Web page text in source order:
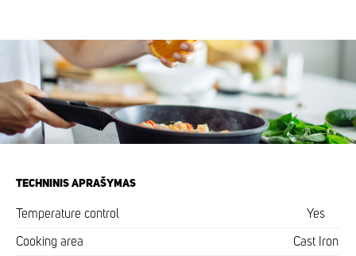
TECHNINIS APRAŠYMAS
Temperature control Yes
Cooking area Cast Iron